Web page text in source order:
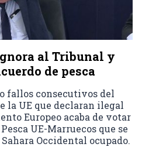
al Tribunal y
de pesca
fallos consecutivos del
la UE que declaran ilegal
Europeo acaba de votar
UE-Marruecos que se
Occidental ocupado.